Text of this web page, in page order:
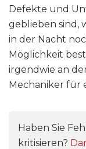
Defekte und
geblieben sind,
in der Nacht
Möglichkeit
irgendwie an
Mechaniker für
Haben Sie
kritisieren?